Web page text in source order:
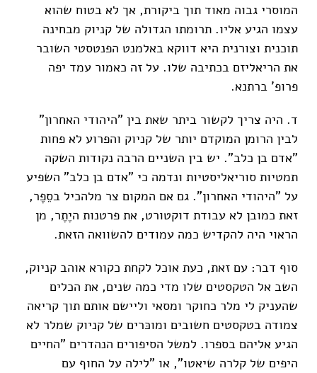
המוסרי גבוה מאוד תוך ביקורת, אך לא בטוח שהוא
עצמו הגיע אליו. תרומתו הגדולה של קניוק מבחינה
תוכנית וצורנית היא דווקא באלמנט הפנטסטי השובר
את הריאליזם בכתיבה שלו. על זה כאמור עמד יפה
פרופ' ברתנא.
ד. היה צריך לקשור ביתר שאת בין "היהודי האחרון"
לבין הרומן המוקדם יותר של קניוק והפרוע לא פחות
"אדם בן כלב". יש בין השניים הרבה נקודות השקה
תמטיות סוריאליסטיות ונדמה כי "אדם בן כלב" השפיע
על "היהודי האחרון". גם אם המקום צר מלהכיל בסֵפֶר,
זאת כמובן לא עבודת דוקטורט, את פרטנות היֶתֶר, מן
הראוי היה להקדיש כמה עמודים להשוואה הזאת.
סוף דבר: עם זאת, כעת אוכל לקחת כקורא אוהב קניוק,
השב אל הטקסטים שלו מדי כמה שנים, את הכלים
שהעניק לי מלר כחוקר ומסאי וליישם אותם תוך קריאה
צמודה בטקסטים חשובים ומוכּרים של קניוק שמלר לא
הגיע אליהם בספרו. למשל הסיפורים הנהדרים "החיים
היפים של קלרה שיאטו", או "לילה על החוף עם